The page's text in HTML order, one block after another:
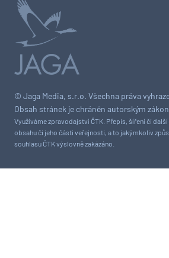
© Jaga Media, s.r.o. Všechna práva
Obsah stránek je chráněn autorským
Využíváme zpravodajství ČTK. Přepis, šíření či
obsahu či jeho části veřejnosti, a to jakýmkoliv
souhlasu ČTK výslovně zakázáno.